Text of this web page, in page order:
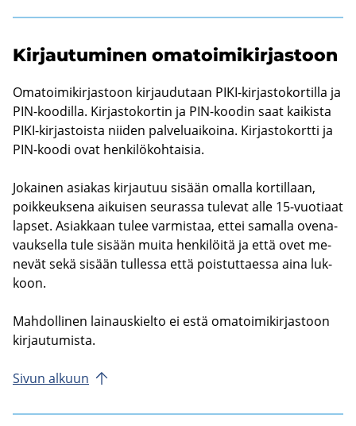
Kir­jau­tu­mi­nen oma­toi­mi­kir­jas­toon
Oma­toi­mi­kir­jas­toon kir­jau­du­taan PIKI-​kirjastokortilla ja
PIN-​koodilla. Kir­jas­to­kor­tin ja PIN-​koodin saat kai­kis­ta
PIKI-​kirjastoista nii­den pal­ve­luai­koi­na. Kir­jas­to­kort­ti ja
PIN-​koodi ovat hen­ki­lö­koh­tai­sia.
Jo­kai­nen asia­kas kir­jau­tuu si­sään omal­la kor­til­laan,
poik­keuk­se­na ai­kui­sen seu­ras­sa tu­le­vat alle 15-​vuotiaat
lap­set. Asiak­kaan tulee var­mis­taa, ettei sa­mal­la ove­na­
vauk­sel­la tule si­sään muita hen­ki­löi­tä ja että ovet me­
ne­vät sekä si­sään tul­les­sa että pois­tut­taes­sa aina luk­
koon.
Mah­dol­li­nen lai­naus­kiel­to ei estä oma­toi­mi­kir­jas­toon
kir­jau­tu­mis­ta.
Sivun al­kuun